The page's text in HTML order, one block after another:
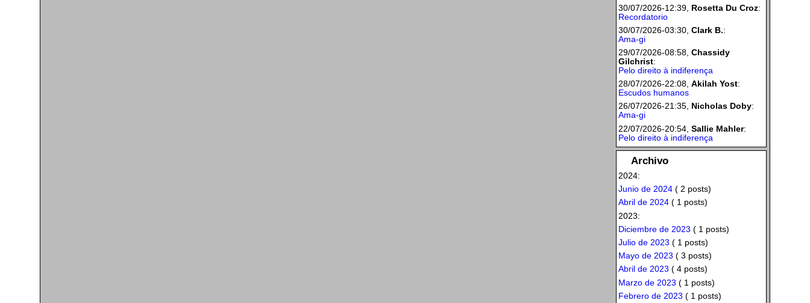
30/07/2026-12:39, Rosetta Du Croz:
Recordatorio
30/07/2026-03:30, Clark B.:
Ama-gi
29/07/2026-08:58, Chassidy
Gilchrist:
Pelo direito à indiferença
28/07/2026-22:08, Akilah Yost:
Escudos humanos
26/07/2026-21:35, Nicholas Doby:
Ama-gi
22/07/2026-20:54, Sallie Mahler:
Pelo direito à indiferença
Archivo
2024:
Junio de 2024( 2 posts)
Abril de 2024( 1 posts)
2023:
Diciembre de 2023 ( 1 posts)
Julio de 2023 ( 1 posts)
Mayo de 2023 ( 3 posts)
Abril de 2023 ( 4 posts)
Marzo de 2023 ( 1 posts)
Febrero de 2023 ( 1 posts)